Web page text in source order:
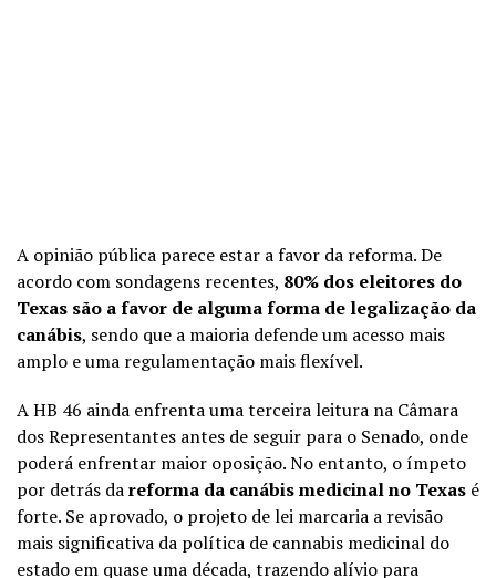
A opinião pública parece estar a favor da reforma. De
acordo com sondagens recentes, 80% dos eleitores do
Texas são a favor de alguma forma de legalização da
canábis, sendo que a maioria defende um acesso mais
amplo e uma regulamentação mais flexível.
A HB 46 ainda enfrenta uma terceira leitura na Câmara
dos Representantes antes de seguir para o Senado, onde
poderá enfrentar maior oposição. No entanto, o ímpeto
por detrás dareforma da canábis medicinal no Texas é
forte. Se aprovado, o projeto de lei marcaria a revisão
mais significativa da política de cannabis medicinal do
estado em quase uma década, trazendo alívio para